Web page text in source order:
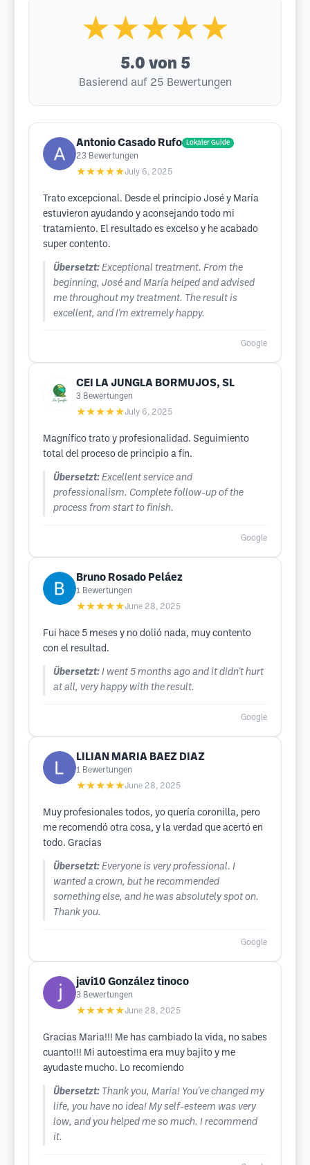
★★★★★
5.0 von 5
Basierend auf 25 Bewertungen
Antonio Casado Rufo Lokaler Guide
23 Bewertungen
★★★★★July 6, 2025
Trato excepcional. Desde el principio José y María
estuvieron ayudando y aconsejando todo mi
tratamiento. El resultado es excelso y he acabado
super contento.
Übersetzt: Exceptional treatment. From the
beginning, José and María helped and advised
me throughout my treatment. The result is
excellent, and I'm extremely happy.
Google
CEI LA JUNGLA BORMUJOS, SL
3 Bewertungen
★★★★★July 6, 2025
Magnífico trato y profesionalidad. Seguimiento
total del proceso de principio a fin.
Übersetzt: Excellent service and
professionalism. Complete follow-up of the
process from start to finish.
Google
Bruno Rosado Peláez
1 Bewertungen
★★★★★June 28, 2025
Fui hace 5 meses y no dolió nada, muy contento
con el resultad.
Übersetzt: I went 5 months ago and it didn't hurt
at all, very happy with the result.
Google
LILIAN MARIA BAEZ DIAZ
1 Bewertungen
★★★★★June 28, 2025
Muy profesionales todos, yo quería coronilla, pero
me recomendó otra cosa, y la verdad que acertó en
todo. Gracias
Übersetzt: Everyone is very professional. I
wanted a crown, but he recommended
something else, and he was absolutely spot on.
Thank you.
Google
javi10 González tinoco
3 Bewertungen
★★★★★June 28, 2025
Gracias Maria!!! Me has cambiado la vida, no sabes
cuanto!!! Mi autoestima era muy bajito y me
ayudaste mucho. Lo recomiendo
Übersetzt: Thank you, Maria! You've changed my
life, you have no idea! My self-esteem was very
low, and you helped me so much. I recommend
it.